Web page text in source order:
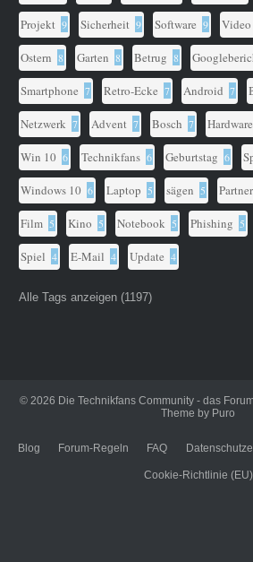
Projekt 9 Sicherheit 9 Software 9 Video
Ostern 8 Garten 8 Betrug 8
Smartphone 7 Retro-Ecke 7 Android 7
Netzwerk 7 Advent 7 Bosch 7 Hardware
Win 10 6 Technikfans 6 Geburtstag 6
Windows 10 6 Laptop 5 sägen 5 Partner
Film 5 Kino 5 Notebook 5 Phishing 5
Spiel 4 E-Mail 4 Update 4
Alle Tags anzeigen (1197)
© 2026 Die Technikfans Community - das
Theme by Puro
Blog Forum-Regeln FAQ
Cookie-Richtlinie (EU)